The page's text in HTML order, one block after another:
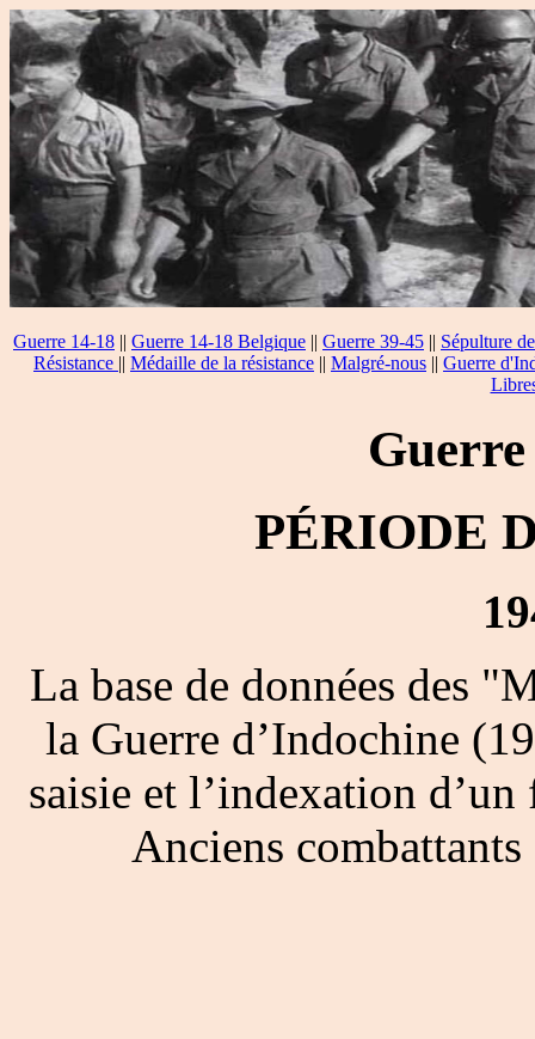
Guerre 14-18 || Guerre 14-18 Belgique || Guerre 39-45 || Sépulture
Résistance || Médaille de la résistance || Malgré-nous || Guerre
PÉRIODE
La base de données des
la Guerre d’Indochine
saisie et l’indexation
Anciens